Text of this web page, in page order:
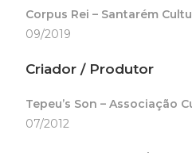
Corpus Rei – Santarém
09/2019
Criador / Produtor
Tepeu’s Son – Associação
07/2012